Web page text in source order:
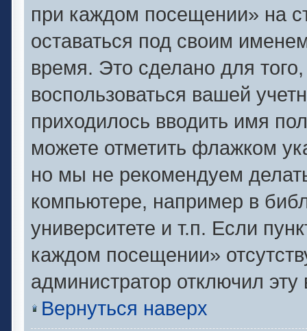
при каждом посещении» на
оставаться под своим
время. Это сделано для
воспользоваться вашей
приходилось вводить имя
можете отметить флажком
но мы не рекомендуем
компьютере, например в
университете и т.п. Если
каждом посещении»
администратор отключил эту
Вернуться наверх